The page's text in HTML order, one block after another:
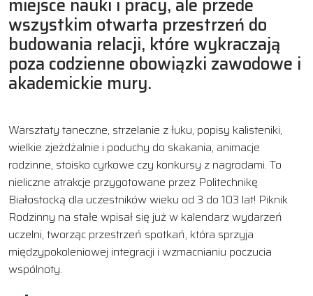
miejsce nauki i pracy, ale przede
wszystkim otwarta przestrzeń do
budowania relacji, które wykraczają
poza codzienne obowiązki zawodowe i
akademickie mury.
Warsztaty taneczne, strzelanie z łuku, popisy kalisteniki,
wielkie zjeżdżalnie i poduchy do skakania, animacje
rodzinne, stoisko cyrkowe czy konkursy z nagrodami. To
nieliczne atrakcje przygotowane przez Politechnikę
Białostocką dla uczestników wieku od 3 do 103 lat! Piknik
Rodzinny na stałe wpisał się już w kalendarz wydarzeń
uczelni, tworząc przestrzeń spotkań, która sprzyja
międzypokoleniowej integracji i wzmacnianiu poczucia
wspólnoty.